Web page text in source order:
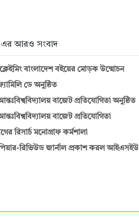
এর আরও সংবাদ
বাংলাদেশ বইয়ের মোড়ক উন্মোচন
ডে অনুষ্ঠিত
বাজেট প্রতিযোগিতা অনুষ্ঠিত
বাজেট প্রতিযোগিতা
রিসার্চ মনোগ্রাফ কর্মশালা
রিভিউড জার্নাল প্রকাশ করল আইএসইউ